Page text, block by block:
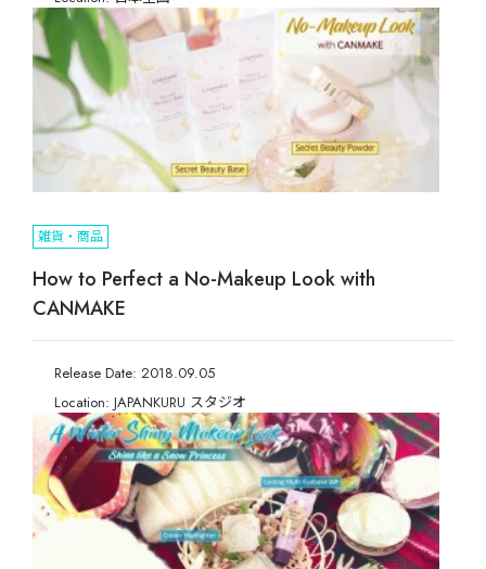
雑貨・商品
How to Perfect a No-Makeup Look with
CANMAKE
Release Date: 2018.09.05
Location: JAPANKURU スタジオ